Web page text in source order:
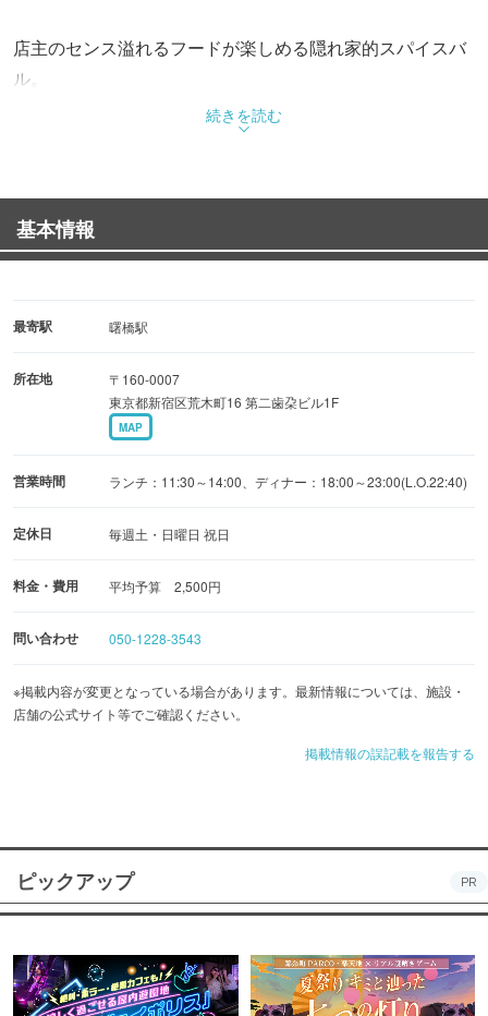
店主のセンス溢れるフードが楽しめる隠れ家的スパイスバ
ル。
ズラリとお酒が並んだカウンターで、種類豊富なシェリー
オリジナルカクテル、アジアビールなど幅広く楽しめる美
味しいお酒で乾杯！！
ムを楽しめます。
落ちついた雰囲気の中でゆっくりと流れる楽しい時間をお
過ごしください。
豊富なお酒の飲み放題と前菜、サラダ、一品料理、〆のカ
※宴会は貸切のみご予約承ります。
続きを読む
基本情報
最寄駅 曙橋駅
所在地
〒160-0007
東京都新宿区荒木町16 第二歯朶ビル1F
MAP
営業時間 ランチ：11:30～14:00、ディナー：18:00～23:00(L.O.22:40)
定休日 毎週土・日曜日 祝日
料金・費用 平均予算 2,500円
問い合わせ 050-1228-3543
※掲載内容が変更となっている場合があります。最新情報については、施設・
店舗の公式サイト等でご確認ください。
掲載情報の誤記載を報告する
ピックアップ PR